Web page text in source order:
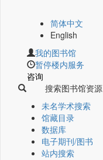
简体中文
English
我的图书馆
暂停楼内服务
咨询
搜索图书馆资源
未名学术搜索
馆藏目录
数据库
电子期刊/图书
站内搜索